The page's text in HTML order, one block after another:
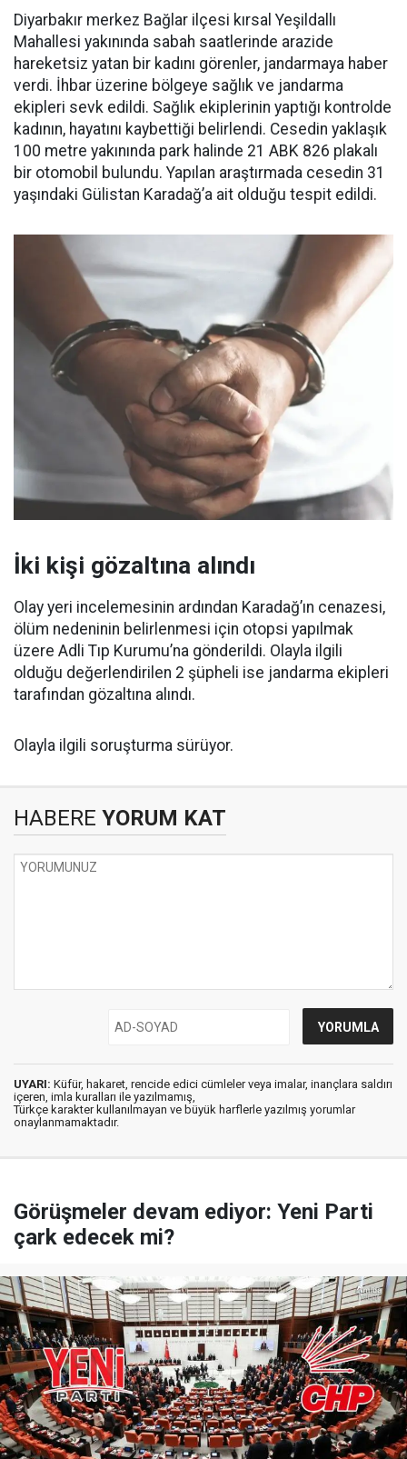
Diyarbakır merkez Bağlar ilçesi kırsal Yeşildallı
Mahallesi yakınında sabah saatlerinde arazide
hareketsiz yatan bir kadını görenler, jandarmaya haber
verdi. İhbar üzerine bölgeye sağlık ve jandarma
ekipleri sevk edildi. Sağlık ekiplerinin yaptığı kontrolde
kadının, hayatını kaybettiği belirlendi. Cesedin yaklaşık
100 metre yakınında park halinde 21 ABK 826 plakalı
bir otomobil bulundu. Yapılan araştırmada cesedin 31
yaşındaki Gülistan Karadağ’a ait olduğu tespit edildi.
İki kişi gözaltına alındı
Olay yeri incelemesinin ardından Karadağ’ın cenazesi,
ölüm nedeninin belirlenmesi için otopsi yapılmak
üzere Adli Tıp Kurumu’na gönderildi. Olayla ilgili
olduğu değerlendirilen 2 şüpheli ise jandarma ekipleri
tarafından gözaltına alındı.
Olayla ilgili soruşturma sürüyor.
HABERE YORUM KAT
UYARI: Küfür, hakaret, rencide edici cümleler veya imalar, inançlara saldırı
içeren, imla kuralları ile yazılmamış,
Türkçe karakter kullanılmayan ve büyük harflerle yazılmış yorumlar
onaylanmamaktadır.
Görüşmeler devam ediyor: Yeni Parti
çark edecek mi?